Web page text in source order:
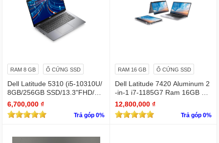
RAM 8 GB Ổ CỨNG SSD
Dell Latitude 5310 (i5-10310U/
8GB/256GB SSD/13.3"FHD/Wi
n11Pro)
6,700,000 ₫
Trả góp 0%
RAM 16 GB Ổ CỨNG SSD
Dell Latitude 7420 Aluminum 2
-in-1 i7-1185G7 Ram 16GB Ful
l HD TOUCH x360
12,800,000 ₫
Trả góp 0%